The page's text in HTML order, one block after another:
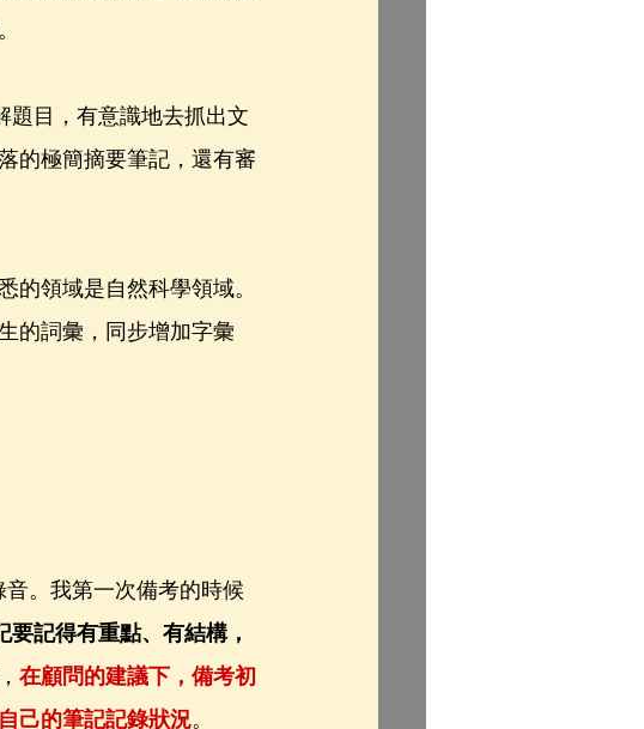
題目，有意識地去抓出文
的極簡摘要筆記，還有審
的領域是自然科學領域。
的詞彙，同步增加字彙
。我第一次備考的時候
要記得有重點、有結構，
在顧問的建議下，備考初
己的筆記記錄狀況。